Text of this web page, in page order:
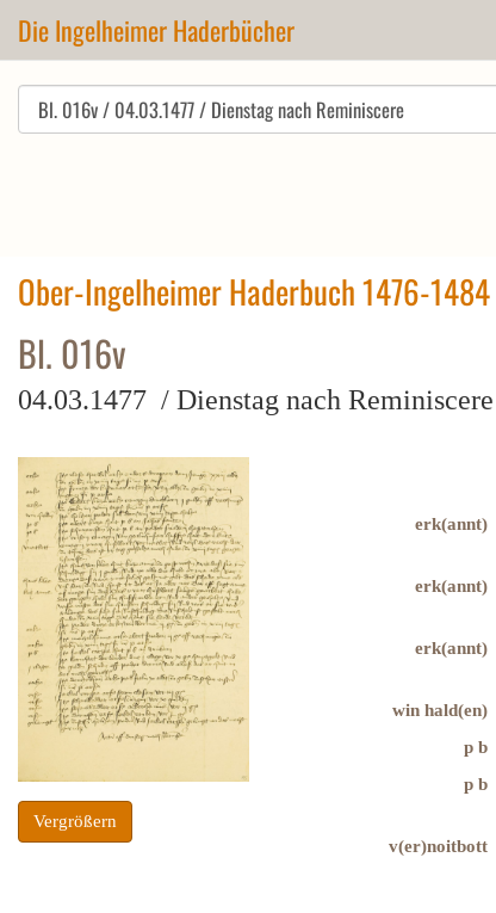
Die Ingelheimer Haderbücher
Ober-Ingelheimer Haderbuch 1476-1484
Bl. 016v
04.03.1477 / Dienstag nach Reminiscere
Vergrößern
erk(annt)
erk(annt)
erk(annt)
win hald(en)
p b
p b
v(er)noitbott